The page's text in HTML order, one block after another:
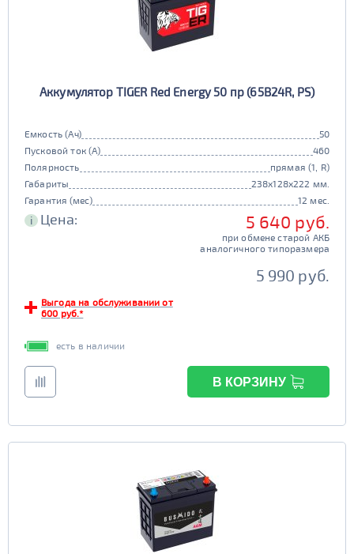
Аккумулятор TIGER Red Energy 50 пр (65B24R, PS)
Емкость (Ач)
50
Пусковой ток (А)
460
Полярность
прямая (1, R)
Габариты
238x128x222 мм.
Гарантия (мес)
12 мес.
i Цена: 5 640 руб.
при обмене старой АКБ
аналогичного типоразмера
5 990 руб.
Выгода на обслуживании от
600 руб.*
есть в наличии
В КОРЗИНУ